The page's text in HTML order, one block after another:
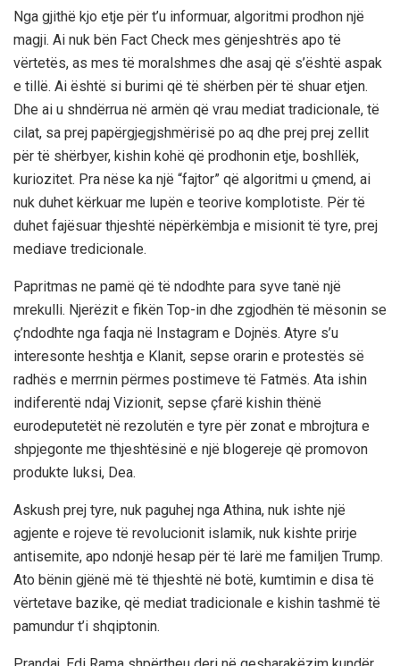
Nga gjithë kjo etje për t’u informuar, algoritmi prodhon një
magji. Ai nuk bën Fact Check mes gënjeshtrës apo të
vërtetës, as mes të moralshmes dhe asaj që s’është aspak
e tillë. Ai është si burimi që të shërben për të shuar etjen.
Dhe ai u shndërrua në armën që vrau mediat tradicionale, të
cilat, sa prej papërgjegjshmërisë po aq dhe prej prej zellit
për të shërbyer, kishin kohë që prodhonin etje, boshllëk,
kuriozitet. Pra nëse ka një “fajtor” që algoritmi u çmend, ai
nuk duhet kërkuar me lupën e teorive komplotiste. Për të
duhet fajësuar thjeshtë nëpërkëmbja e misionit të tyre, prej
mediave tredicionale.
Papritmas ne pamë që të ndodhte para syve tanë një
mrekulli. Njerëzit e fikën Top-in dhe zgjodhën të mësonin se
ç’ndodhte nga faqja në Instagram e Dojnës. Atyre s’u
interesonte heshtja e Klanit, sepse orarin e protestës së
radhës e merrnin përmes postimeve të Fatmës. Ata ishin
indiferentë ndaj Vizionit, sepse çfarë kishin thënë
eurodeputetët në rezolutën e tyre për zonat e mbrojtura e
shpjegonte me thjeshtësinë e një blogereje që promovon
produkte luksi, Dea.
Askush prej tyre, nuk paguhej nga Athina, nuk ishte një
agjente e rojeve të revolucionit islamik, nuk kishte prirje
antisemite, apo ndonjë hesap për të larë me familjen Trump.
Ato bënin gjënë më të thjeshtë në botë, kumtimin e disa të
vërtetave bazike, që mediat tradicionale e kishin tashmë të
pamundur t’i shqiptonin.